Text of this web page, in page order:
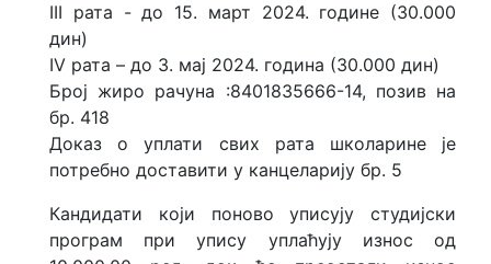
III рата - до 15. март 2024. године (30.000
дин)
IV рата – до 3. мај 2024. година (30.000 дин)
Број жиро рачуна :8401835666-14, позив на
бр. 418
Доказ о уплати свих рата школарине је
потребно доставити у канцеларију бр. 5
Кандидати који поново уписују студијски
програм при упису уплаћују износ од